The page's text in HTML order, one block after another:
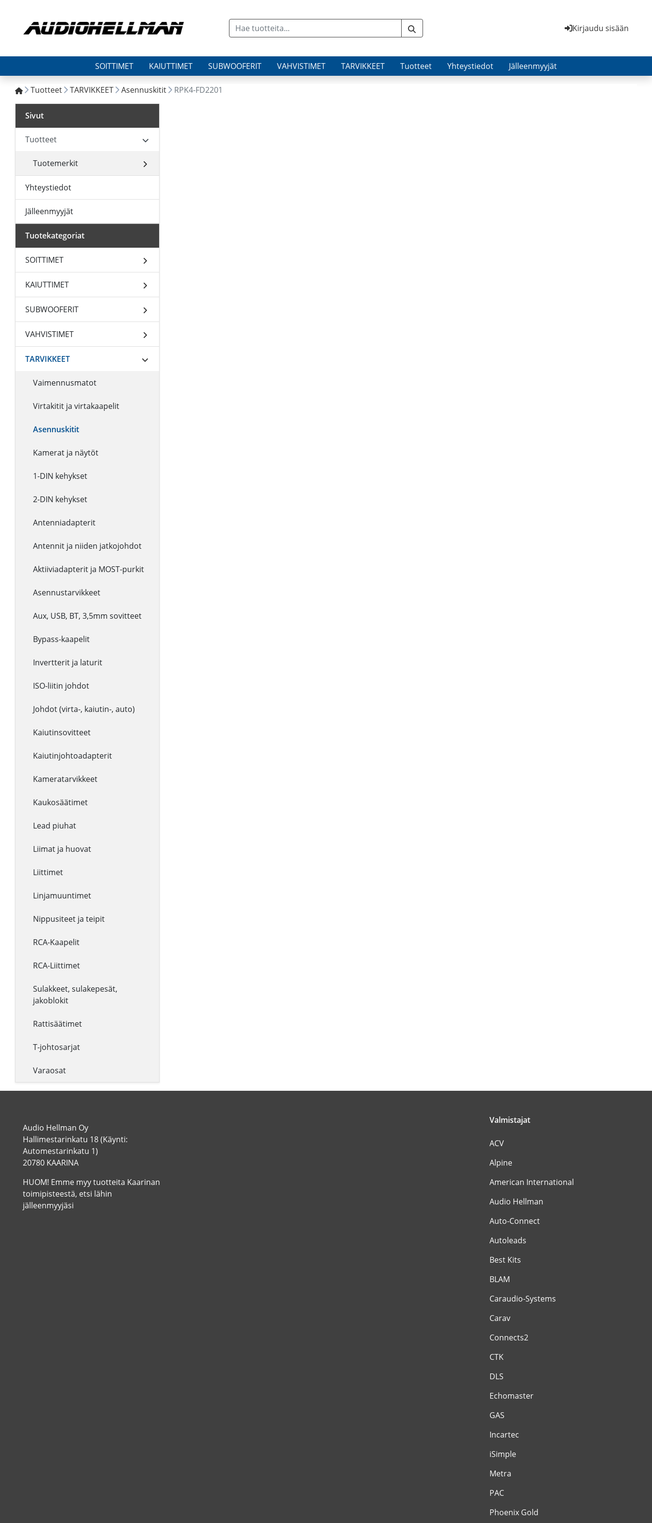
Kirjaudu sisään
SOITTIMET KAIUTTIMET SUBWOOFERIT VAHVISTIMET TARVIKKEET Tuotteet Yhteystiedot Jälleenmyyjät
Tuotteet TARVIKKEET Asennuskitit RPK4-FD2201
Sivut
Tuotteet
Tuotemerkit
Yhteystiedot
Jälleenmyyjät
Tuotekategoriat
SOITTIMET
KAIUTTIMET
SUBWOOFERIT
VAHVISTIMET
TARVIKKEET
Vaimennusmatot
Virtakitit ja virtakaapelit
Asennuskitit
Kamerat ja näytöt
1-DIN kehykset
2-DIN kehykset
Antenniadapterit
Antennit ja niiden jatkojohdot
Aktiiviadapterit ja MOST-purkit
Asennustarvikkeet
Aux, USB, BT, 3,5mm sovitteet
Bypass-kaapelit
Invertterit ja laturit
ISO-liitin johdot
Johdot (virta-, kaiutin-, auto)
Kaiutinsovitteet
Kaiutinjohtoadapterit
Kameratarvikkeet
Kaukosäätimet
Lead piuhat
Liimat ja huovat
Liittimet
Linjamuuntimet
Nippusiteet ja teipit
RCA-Kaapelit
RCA-Liittimet
Sulakkeet, sulakepesät,
jakoblokit
Rattisäätimet
T-johtosarjat
Varaosat
Audio Hellman Oy
Hallimestarinkatu 18 (Käynti:
Automestarinkatu 1)
20780 KAARINA
HUOM! Emme myy tuotteita Kaarinan
toimipisteestä, etsi lähin
jälleenmyyjäsi
Valmistajat
ACV
Alpine
American International
Audio Hellman
Auto-Connect
Autoleads
Best Kits
BLAM
Caraudio-Systems
Carav
Connects2
CTK
DLS
Echomaster
GAS
Incartec
iSimple
Metra
PAC
Phoenix Gold